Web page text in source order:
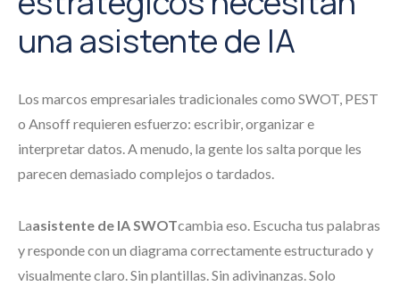
una asistente de IA
Los marcos empresariales tradicionales como SWOT, PEST
o Ansoff requieren esfuerzo: escribir, organizar e
interpretar datos. A menudo, la gente los salta porque les
parecen demasiado complejos o tardados.
Laasistente de IA SWOTcambia eso. Escucha tus palabras
y responde con un diagrama correctamente estructurado y
visualmente claro. Sin plantillas. Sin adivinanzas. Solo